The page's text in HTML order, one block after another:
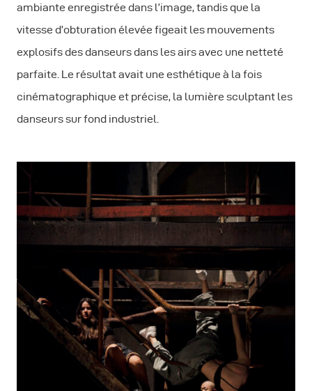
ambiante enregistrée dans l’image, tandis que la
vitesse d’obturation élevée figeait les mouvements
explosifs des danseurs dans les airs avec une netteté
parfaite. Le résultat avait une esthétique à la fois
cinématographique et précise, la lumière sculptant les
danseurs sur fond industriel.